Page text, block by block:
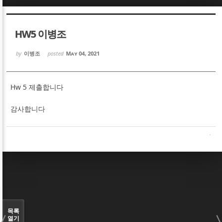
HW5 이병조
by 이병조 posted May 04, 2021
Hw 5 제출합니다
감사합니다
목록
열기
Sketchbook5, 스케치북5
Sketchbook5, 스케치북5
Sketchbook5, 스케치북5
Sketchbook5, 스케치북5